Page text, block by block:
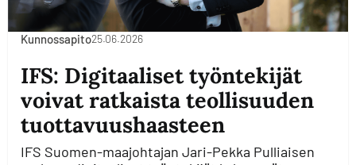
Kunnossapito25.06.2026
IFS: Digitaaliset työntekijät
voivat ratkaista teollisuuden
tuottavuushaasteen
IFS Suomen-maajohtajan Jari-Pekka Pulliaisen